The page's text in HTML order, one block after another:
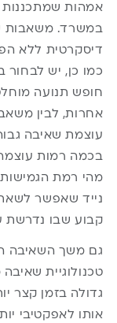
אמהות שמתכננות
במשרד. משאבות
דיסקרטית ללא
כמו כן, יש
חופש תנועה
אחרות, לבין
עוצמת שאיבה
בכמה רמות
מהי רמת
נייד שאפשר
קבוע שבו נדרשת
גם משך השאיבה
טכנולוגיית
גדולה בזמן קצר
אותו לאפקטיבי